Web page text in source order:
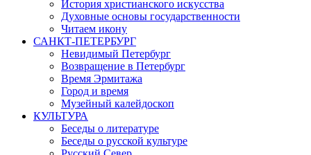
История христианского искусства
Духовные основы государственности
Читаем икону
САНКТ-ПЕТЕРБУРГ
Невидимый Петербург
Возвращение в Петербург
Время Эрмитажа
Город и время
Музейный калейдоскоп
КУЛЬТУРА
Беседы о литературе
Беседы о русской культуре